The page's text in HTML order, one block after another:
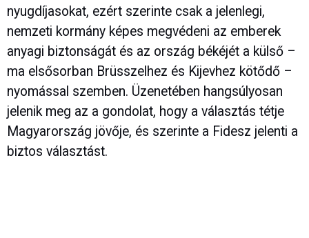
nyugdíjasokat, ezért szerinte csak a jelenlegi,
nemzeti kormány képes megvédeni az emberek
anyagi biztonságát és az ország békéjét a külső –
ma elsősorban Brüsszelhez és Kijevhez kötődő –
nyomással szemben. Üzenetében hangsúlyosan
jelenik meg az a gondolat, hogy a választás tétje
Magyarország jövője, és szerinte a Fidesz jelenti a
biztos választást.